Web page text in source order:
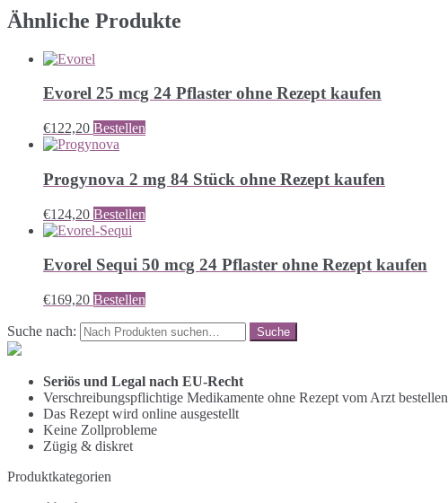
Ähnliche Produkte
Evorel 25 mcg 24 Pflaster ohne Rezept kaufen
€122,20 Bestellen
Progynova 2 mg 84 Stück ohne Rezept kaufen
€124,20 Bestellen
Evorel Sequi 50 mcg 24 Pflaster ohne Rezept kaufen
€169,20 Bestellen
Suche nach:
Seriös und Legal nach EU-Recht
Verschreibungspflichtige Medikamente ohne Rezept vom Arzt bestellen
Das Rezept wird online ausgestellt
Keine Zollprobleme
Zügig & diskret
Produktkategorien